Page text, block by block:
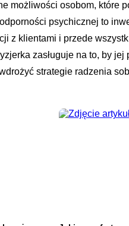
możliwości osobom, które
psychicznej to
z klientami i przede
zasługuje na to, by jej
strategie radzenia